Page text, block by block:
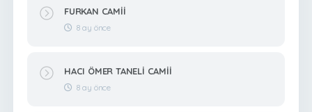
FURKAN CAMİİ
8 ay önce
HACI ÖMER TANELİ CAMİİ
8 ay önce